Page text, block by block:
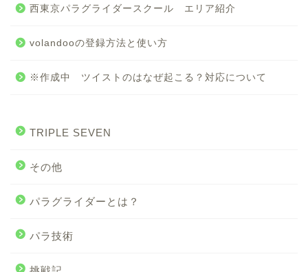
西東京パラグライダースクール エリア紹介
volandooの登録方法と使い方
※作成中 ツイストのはなぜ起こる？対応について
TRIPLE SEVEN
その他
パラグライダーとは？
パラ技術